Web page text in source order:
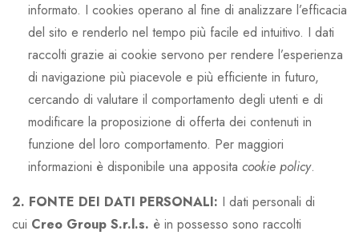
informato. I cookies operano al fine di analizzare l’efficacia
del sito e renderlo nel tempo più facile ed intuitivo. I dati
raccolti grazie ai cookie servono per rendere l’esperienza
di navigazione più piacevole e più efficiente in futuro,
cercando di valutare il comportamento degli utenti e di
modificare la proposizione di offerta dei contenuti in
funzione del loro comportamento. Per maggiori
informazioni è disponibile una apposita cookie policy.
2. FONTE DEI DATI PERSONALI: I dati personali di
cui Creo Group S.r.l.s. è in possesso sono raccolti